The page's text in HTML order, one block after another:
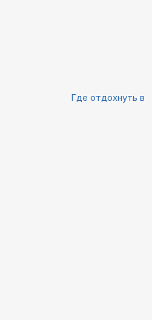
Где отдохнуть в